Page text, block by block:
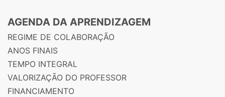
AGENDA DA APRENDIZAGEM
REGIME DE COLABORAÇÃO
ANOS FINAIS
TEMPO INTEGRAL
VALORIZAÇÃO DO PROFESSOR
FINANCIAMENTO